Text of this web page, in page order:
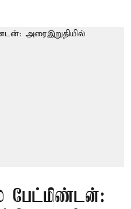
பேட்மிண்டன்: